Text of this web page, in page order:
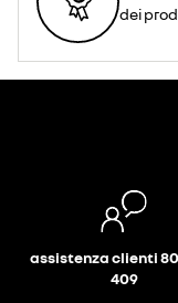
dei
assistenza clienti
409